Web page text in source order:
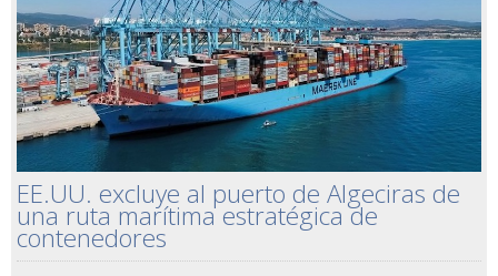
EE.UU. excluye al puerto de Algeciras de
una ruta marítima estratégica de
contenedores